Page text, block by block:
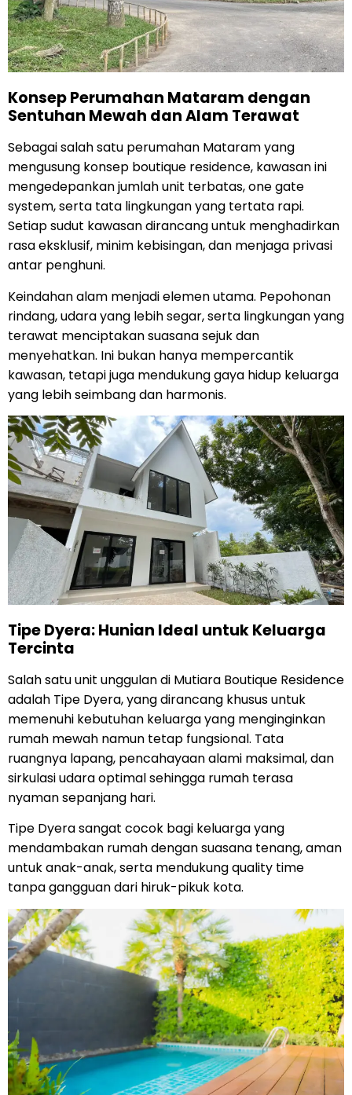
Konsep Perumahan Mataram dengan
Sentuhan Mewah dan Alam Terawat
Sebagai salah satu perumahan Mataram yang
mengusung konsep boutique residence, kawasan ini
mengedepankan jumlah unit terbatas, one gate
system, serta tata lingkungan yang tertata rapi.
Setiap sudut kawasan dirancang untuk menghadirkan
rasa eksklusif, minim kebisingan, dan menjaga privasi
antar penghuni.
Keindahan alam menjadi elemen utama. Pepohonan
rindang, udara yang lebih segar, serta lingkungan yang
terawat menciptakan suasana sejuk dan
menyehatkan. Ini bukan hanya mempercantik
kawasan, tetapi juga mendukung gaya hidup keluarga
yang lebih seimbang dan harmonis.
Tipe Dyera: Hunian Ideal untuk Keluarga
Tercinta
Salah satu unit unggulan di Mutiara Boutique Residence
adalah Tipe Dyera, yang dirancang khusus untuk
memenuhi kebutuhan keluarga yang menginginkan
rumah mewah namun tetap fungsional. Tata
ruangnya lapang, pencahayaan alami maksimal, dan
sirkulasi udara optimal sehingga rumah terasa
nyaman sepanjang hari.
Tipe Dyera sangat cocok bagi keluarga yang
mendambakan rumah dengan suasana tenang, aman
untuk anak-anak, serta mendukung quality time
tanpa gangguan dari hiruk-pikuk kota.